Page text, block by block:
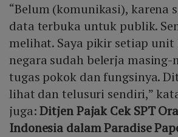
“Belum (komunikasi), karena
data terbuka untuk publik.
melihat. Saya pikir setiap unit
negara sudah belerja masing-
tugas pokok dan fungsinya.
lihat dan telusuri sendiri,”
juga:Ditjen Pajak Cek SPT
Indonesia dalam Paradise